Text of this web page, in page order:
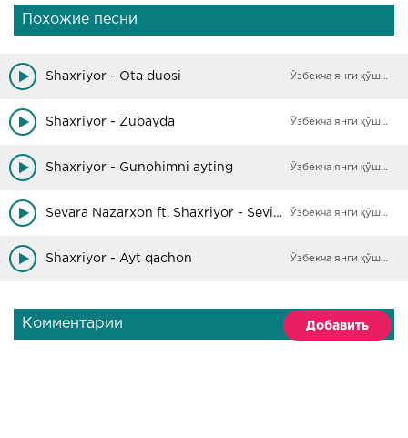
Похожие песни
Shaxriyor - Ota duosi Ўзбекча янги қўшиқлар
Shaxriyor - Zubayda Ўзбекча янги қўшиқлар
Shaxriyor - Gunohimni ayting Ўзбекча янги қўшиқлар
Sevara Nazarxon ft. Shaxriyor - Sevilmoqlik Ўзбекча янги қўшиқлар
Shaxriyor - Ayt qachon Ўзбекча янги қўшиқлар
Комментарии Добавить